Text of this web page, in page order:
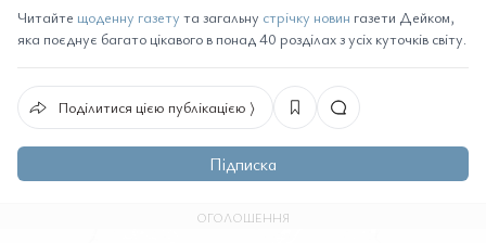
Читайте щоденну газету та загальну стрічку новин газети Дейком,
яка поєднує багато цікавого в понад 40 розділах з усіх куточків світу.
Поділитися цією публікацією ⟩
Підписка
ОГОЛОШЕННЯ